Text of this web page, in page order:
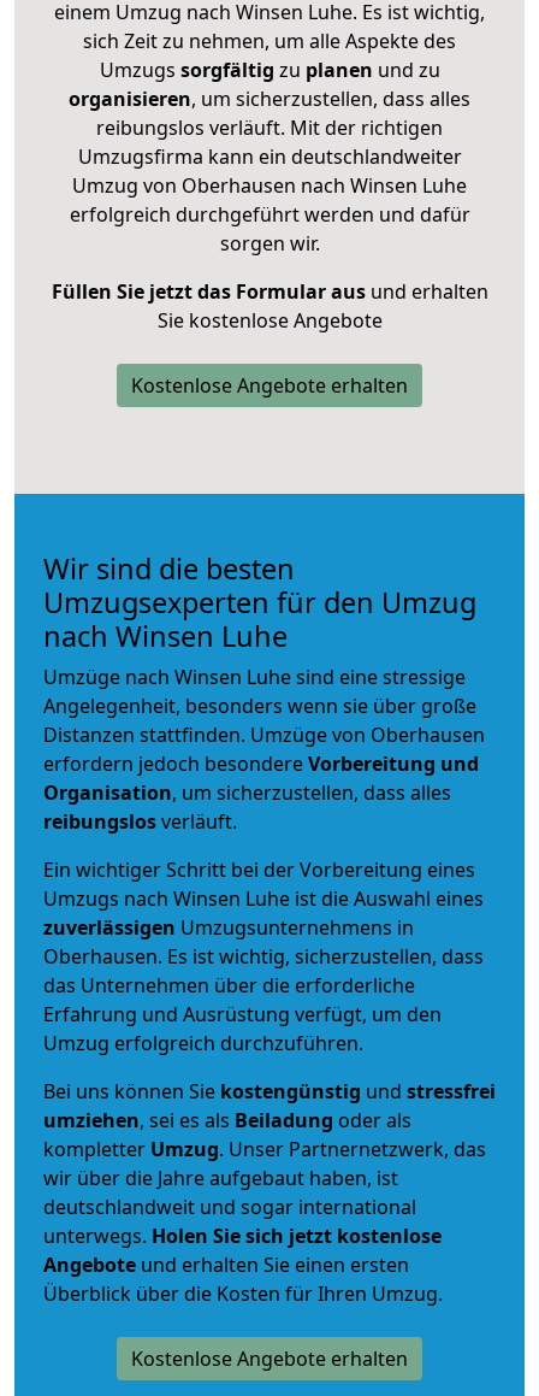
einem Umzug nach Winsen Luhe. Es ist wichtig,
sich Zeit zu nehmen, um alle Aspekte des
Umzugs sorgfältig zu planen und zu
organisieren, um sicherzustellen, dass alles
reibungslos verläuft. Mit der richtigen
Umzugsfirma kann ein deutschlandweiter
Umzug von Oberhausen nach Winsen Luhe
erfolgreich durchgeführt werden und dafür
sorgen wir.
Füllen Sie jetzt das Formular ausund erhalten
Sie kostenlose Angebote
Kostenlose Angebote erhalten
Wir sind die besten
Umzugsexperten für den Umzug
nach Winsen Luhe
Umzüge nach Winsen Luhe sind eine stressige
Angelegenheit, besonders wenn sie über große
Distanzen stattfinden. Umzüge von Oberhausen
erfordern jedoch besondereVorbereitung und
Organisation, um sicherzustellen, dass alles
reibungslosverläuft.
Ein wichtiger Schritt bei der Vorbereitung eines
Umzugs nach Winsen Luhe ist die Auswahl eines
zuverlässigen Umzugsunternehmens in
Oberhausen. Es ist wichtig, sicherzustellen, dass
das Unternehmen über die erforderliche
Erfahrung und Ausrüstung verfügt, um den
Umzug erfolgreich durchzuführen.
Bei uns können Sie kostengünstig und stressfrei
umziehen, sei es als Beiladung oder als
kompletter Umzug. Unser Partnernetzwerk, das
wir über die Jahre aufgebaut haben, ist
deutschlandweit und sogar international
unterwegs. Holen Sie sich jetzt kostenlose
Angebote und erhalten Sie einen ersten
Überblick über die Kosten für Ihren Umzug.
Kostenlose Angebote erhalten